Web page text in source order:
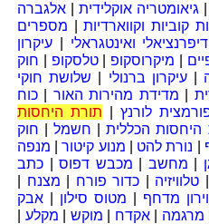
גיאומטריה אוקלידית
אלגברה
קוביות וקווארדיות| מספרים
ואינטגראלי
עיקרון
מיקרוסקופ |טלסקופ
חוק
|עיקרון ברנולי
שלושת חוקי
מדידת מהירות האור
כוח
לורנץ| תורת היחסות
היחסות הכללית| חשמל| חוק
נורת להט מנוע קיטור| מנפה
מחשב מכבש דפוס| כתב
טלוויזיה כדור פורח מצנח
מדחף מטוס סילון
אבק
מרגמה |אקדח מוקש מקלע